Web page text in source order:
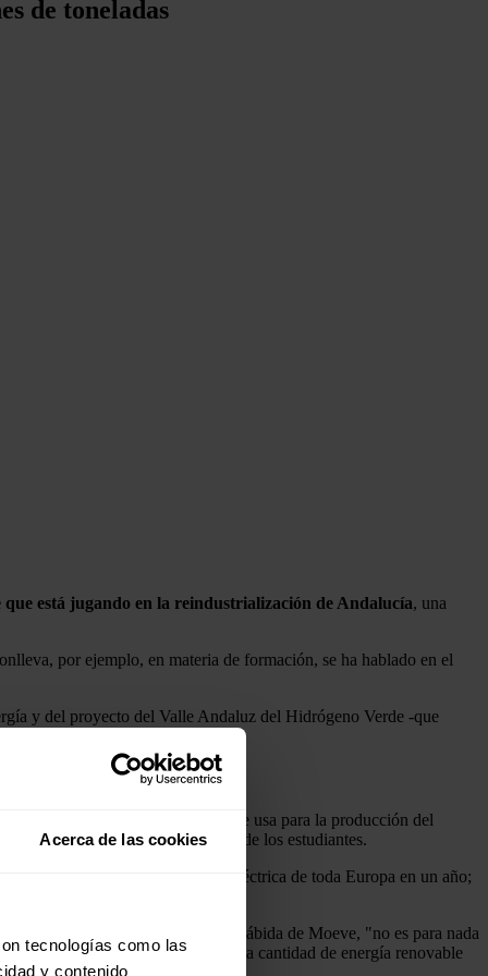
Acerca de las cookies
tecnologías como las
y contenido
de toneladas
que está jugando en la reindustrialización de Andalucía, una
por ejemplo, en materia de formación, se ha hablado en el
y del proyecto del Valle Andaluz del Hidrógeno Verde -que
ampliamente conocido que se usa para la producción del
grado de Física a preguntas de los estudiantes.
equivalente a la producción eléctrica de toda Europa en un año;
del Parque Energético de La Rábida de Moeve, "no es para nada
sigue siendo cara, porque la cantidad de energía renovable